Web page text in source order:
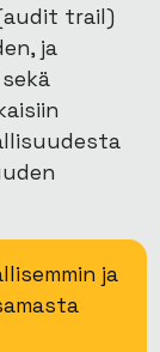
trail)
ja
ja